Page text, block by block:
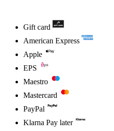
Gift card
American Express
Apple
EPS
Maestro
Mastercard
PayPal
Klarna Pay later